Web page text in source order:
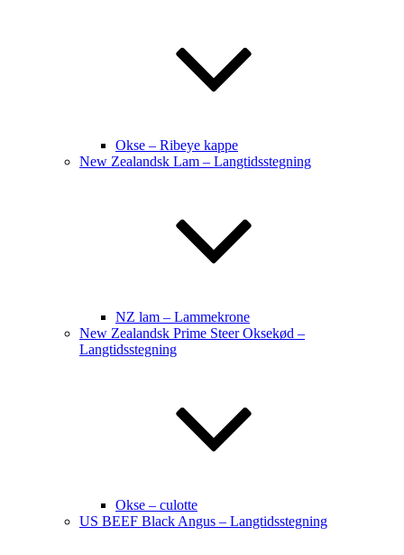
Okse – Ribeye kappe
New Zealandsk Lam – Langtidsstegning
NZ lam – Lammekrone
New Zealandsk Prime Steer Oksekød –
Langtidsstegning
Okse – culotte
US BEEF Black Angus – Langtidsstegning